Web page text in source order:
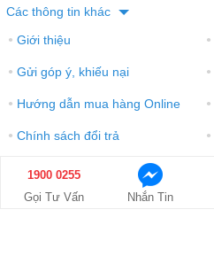
1900 0255
Các thông tin khác
● Giới thiệu ●
● Gửi góp ý, khiếu nại ●
● Hướng dẫn mua hàng Online ●
● Chính sách đổi trả ●
Điều khoản sử dụng
1900 0255
Gọi Tư Vấn
Nhắn Tin